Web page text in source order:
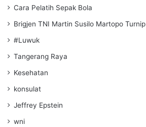
Cara Pelatih Sepak Bola
Brigjen TNI Martin Susilo Martopo Turnip
#Luwuk
Tangerang Raya
Kesehatan
konsulat
Jeffrey Epstein
wni